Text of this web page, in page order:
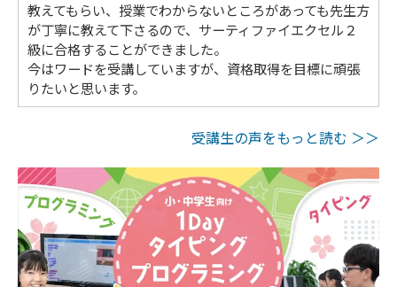
教えてもらい、授業でわからないところがあっても先生方
が丁寧に教えて下さるので、サーティファイエクセル２
級に合格することができました。
今はワードを受講していますが、資格取得を目標に頑張
りたいと思います。
受講生の声をもっと読む ＞＞